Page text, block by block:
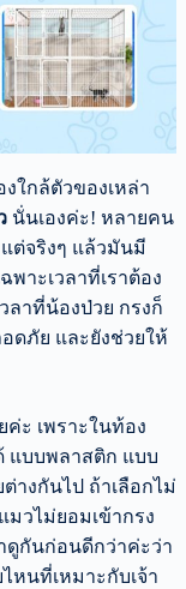
ใกล้ตัวของเหล่า
นั่นเองค่ะ! หลายคน
ต่จริงๆ แล้วมันมี
พาะเวลาที่เราต้อง
ลาที่น้องป่วย กรงก็
ดภัย และยังช่วยให้
ค่ะ เพราะในท้อง
แบบพลาสติก แบบ
างกันไป ถ้าเลือกไม่
มวไม่ยอมเข้ากรง
ดูกันก่อนดีกว่าค่ะว่า
หนที่เหมาะกับเจ้า